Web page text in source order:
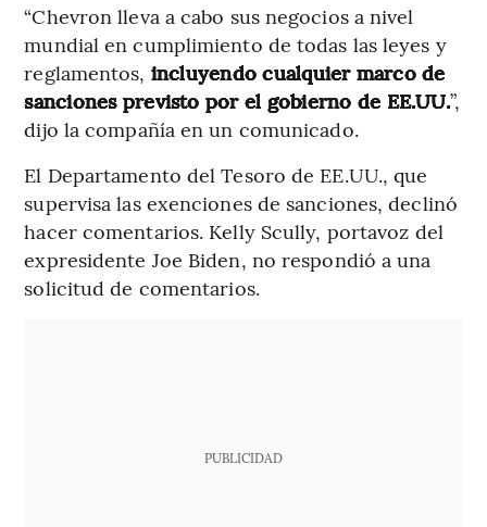
“Chevron lleva a cabo sus negocios a nivel
mundial en cumplimiento de todas las leyes y
reglamentos, incluyendo cualquier marco de
sanciones previsto por el gobierno de EE.UU.”,
dijo la compañía en un comunicado.
El Departamento del Tesoro de EE.UU., que
supervisa las exenciones de sanciones, declinó
hacer comentarios. Kelly Scully, portavoz del
expresidente Joe Biden, no respondió a una
solicitud de comentarios.
PUBLICIDAD